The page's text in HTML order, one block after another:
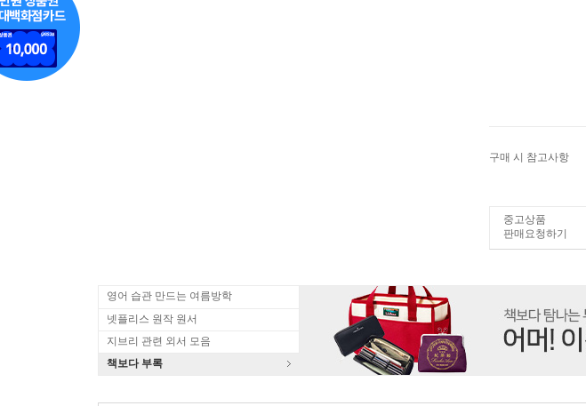
구매 시 참고사항
중고상품
판매요청하기
영어 습관 만드는 여름방학
넷플리스 원작 원서
지브리 관련 외서 모음
책보다 부록